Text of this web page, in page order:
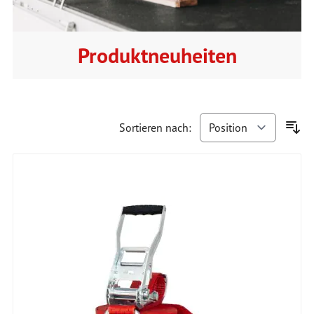
Produktneuheiten
Sortieren nach: